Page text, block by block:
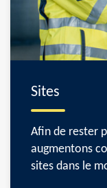
Sites
Afin de rester
augmentons
sites dans le